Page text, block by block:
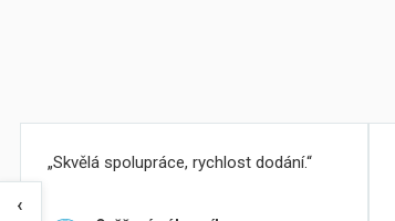
‹
Skvělá spolupráce, rychlost dodání.